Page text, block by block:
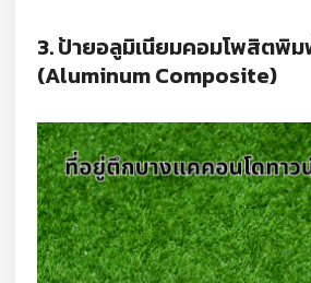
3. ป้ายอลูมิเนียมคอมโพสิตพิ
(Aluminum Composite)